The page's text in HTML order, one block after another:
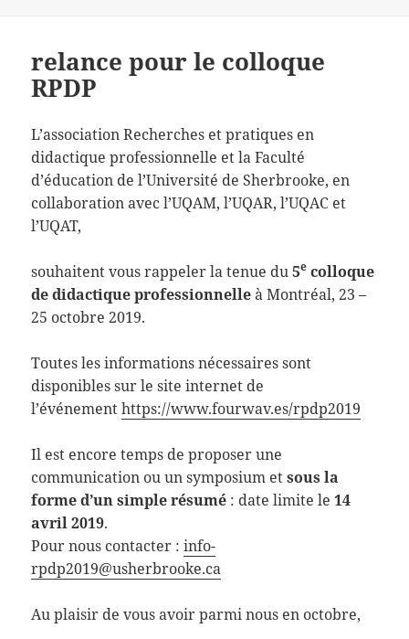
relance pour le colloque
RPDP
L’association Recherches et pratiques en
didactique professionnelle et la Faculté
d’éducation de l’Université de Sherbrooke, en
collaboration avec l’UQAM, l’UQAR, l’UQAC et
l’UQAT,
souhaitent vous rappeler la tenue du5e colloque
de didactique professionnelleà Montréal, 23 –
25 octobre 2019.
Toutes les informations nécessaires sont
disponibles sur le site internet de
l’événementhttps://www.fourwav.es/rpdp2019
Il est encore temps de proposer une
communication ou un symposium etsous la
forme d’un simple résumé : date limite le14
avril 2019.
Pour nous contacter :info-
rpdp2019@usherbrooke.ca
Au plaisir de vous avoir parmi nous en octobre,